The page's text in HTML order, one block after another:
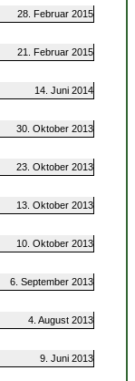
28. Februar 2015
21. Februar 2015
14. Juni 2014
30. Oktober 2013
23. Oktober 2013
13. Oktober 2013
10. Oktober 2013
6. September 2013
4. August 2013
9. Juni 2013